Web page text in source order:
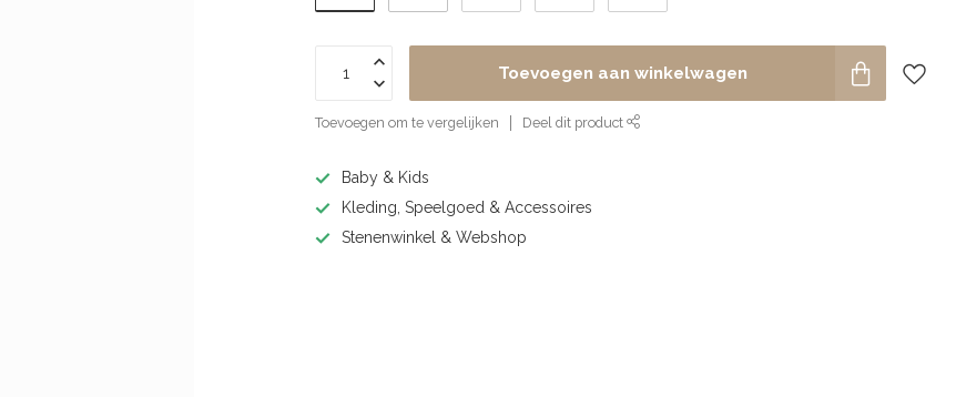
Toevoegen aan winkelwagen
Toevoegen om te vergelijken Deel dit product
Baby & Kids
Kleding, Speelgoed & Accessoires
Stenenwinkel & Webshop